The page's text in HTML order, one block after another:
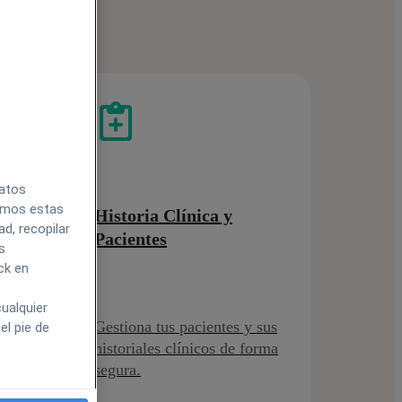
Historia Clínica y
Pacientes
Gestiona tus pacientes y sus
historiales clínicos de forma
segura.
estas
recopilar
en
pie de